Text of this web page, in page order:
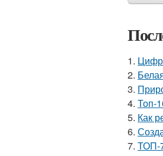
1.
2.
3.
4. Топ-
5. Как
6.
7. ТОП-